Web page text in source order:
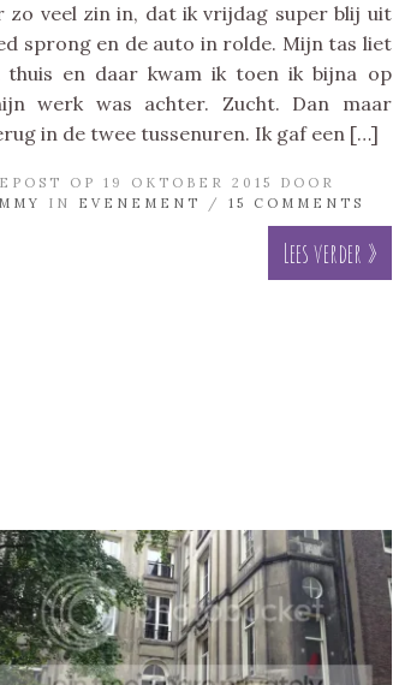
zo veel zin in, dat ik vrijdag super blij uit
sprong en de auto in rolde. Mijn tas liet
thuis en daar kwam ik toen ik bijna op
werk was achter. Zucht. Dan maar
in de twee tussenuren. Ik gaf een […]
OP 19 OKTOBER 2015 DOOR
IN EVENEMENT / 15 COMMENTS
Lees verder »